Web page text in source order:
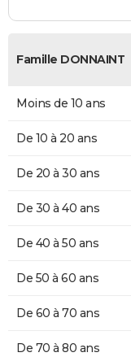
Famille DONNAINT
Moins de 10 ans
De 10 à 20 ans
De 20 à 30 ans
De 30 à 40 ans
De 40 à 50 ans
De 50 à 60 ans
De 60 à 70 ans
De 70 à 80 ans